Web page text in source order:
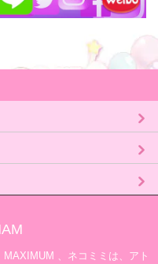
、ネコミミは、アト